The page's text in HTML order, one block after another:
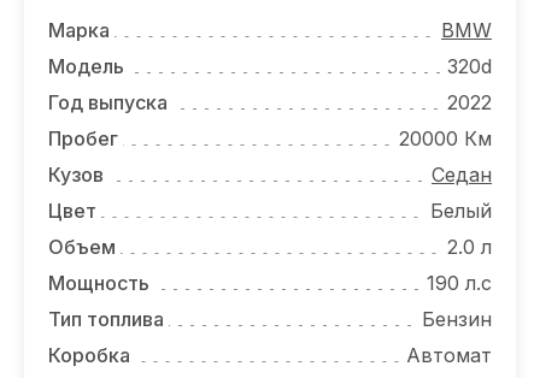
НОВОСТИ
ОТЗЫВЫ
ВАКАНСИИ
О КОМПАНИИ
КОНТАКТЫ
Марка
BMW
Модель
320d
Год выпуска
2022
Пробег
20000 Км
Кузов
Седан
Цвет
Белый
Объем
2.0 л
Мощность
190 л.с
Тип топлива
Бензин
Коробка
Автомат